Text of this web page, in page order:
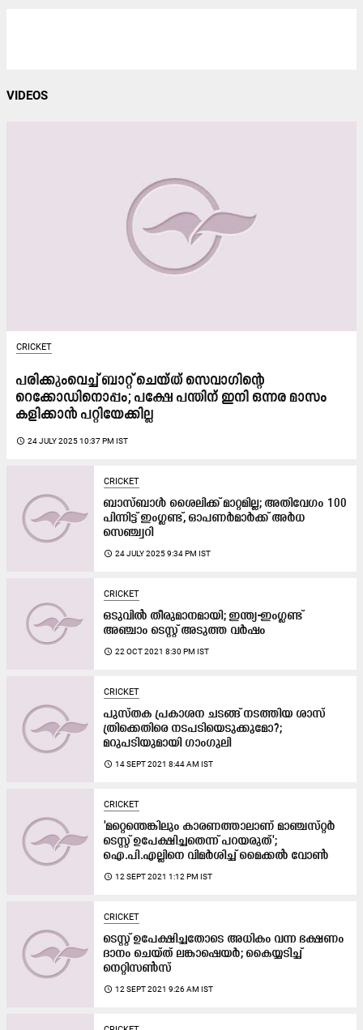
VIDEOS
CRICKET
പരിക്കുംവെച്ച് ബാറ്റ് ചെയ്ത് സെവാഗിന്റെ
റെക്കോഡിനൊപ്പം; പക്ഷേ പന്തിന് ഇനി ഒന്നര മാസം
കളിക്കാൻ പറ്റിയേക്കില്ല
access_time 24 JULY 2025 10:37 PM IST
CRICKET
ബാസ്ബാൾ ശൈലിക്ക് മാറ്റമില്ല; അതിവേഗം 100
പിന്നിട്ട് ഇംഗ്ലണ്ട്, ഓപണർമാർക്ക് അർധ
സെഞ്ച്വറി
access_time 24 JULY 2025 9:34 PM IST
CRICKET
ഒടുവിൽ തീരുമാനമായി; ഇന്ത്യ-ഇംഗ്ലണ്ട്​
അഞ്ചാം ടെസ്റ്റ്​ അടുത്ത വർഷം
access_time 22 OCT 2021 8:30 PM IST
CRICKET
പുസ്​തക പ്രകാശന ചടങ്ങ്​ നടത്തിയ ശാസ്​
ത്രിക്കെതിരെ നടപടിയെടുക്കുമോ?;
മറുപടിയുമായി ഗാംഗുലി
access_time 14 SEPT 2021 8:44 AM IST
CRICKET
'മറ്റെന്തെങ്കിലും കാരണത്താലാണ് മാഞ്ചസ്​റ്റർ
ടെസ്റ്റ് ഉപേക്ഷിച്ചതെന്ന് പറയരുത്';
ഐ.പി.എല്ലിനെ വിമർശിച്ച്​ മൈക്കൽ വോൺ
access_time 12 SEPT 2021 1:12 PM IST
CRICKET
ടെസ്റ്റ്​ ഉപേക്ഷിച്ചതോടെ അധികം വന്ന ഭക്ഷണം
ദാനം ചെയ്​ത്​ ലങ്കാഷെയർ; കൈയ്യടിച്ച്​
നെറ്റിസൺസ്
access_time 12 SEPT 2021 9:26 AM IST